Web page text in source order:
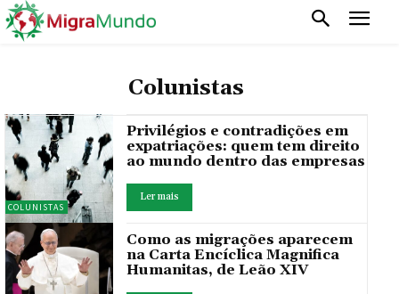
Colunistas
COLUNISTAS
Privilégios e contradições em
expatriações: quem tem direito
ao mundo dentro das empresas
Ler mais
Como as migrações aparecem
na Carta Encíclica Magnifica
Humanitas, de Leão XIV